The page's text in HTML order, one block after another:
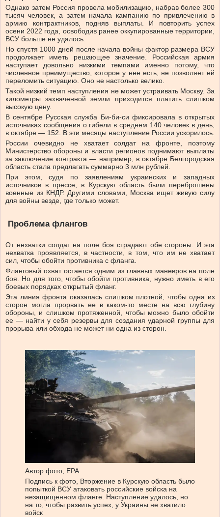
Однако затем Россия провела мобилизацию, набрав более 300
тысяч человек, а затем начала кампанию по привлечению в
армию контрактников, подняв выплаты. И повторить успех
осени 2022 года, освободив ранее оккупированные территории,
ВСУ больше не удалось.
Но спустя 1000 дней после начала войны фактор размера ВСУ
продолжает иметь решающее значение. Российская армия
наступает довольно низкими темпами именно потому, что
численное преимущество, которое у нее есть, не позволяет ей
переломить ситуацию. Оно не настолько велико.
Такой низкий темп наступления не может устраивать Москву. За
километры захваченной земли приходится платить слишком
высокую цену.
В сентябре Русская служба Би-би-си фиксировала в открытых
источниках сообщения о гибели в среднем 140 человек в день,
в октябре — 152. В эти месяцы наступление России ускорилось.
России очевидно не хватает солдат на фронте, поэтому
Министерство обороны и власти регионов поднимают выплаты
за заключение контракта — например, в октябре Белгородская
область стала предлагать суммарно 3 млн рублей.
При этом, судя по заявлениям украинских и западных
источников в прессе, в Курскую область были переброшены
военные из КНДР. Другими словами, Москва ищет живую силу
для войны везде, где только может.
Проблема флангов
От нехватки солдат на поле боя страдают обе стороны. И эта
нехватка проявляется, в частности, в том, что им не хватает
сил, чтобы обойти противника с фланга.
Фланговый охват остается одним из главных маневров на поле
боя. Но для того, чтобы обойти противника, нужно иметь в его
боевых порядках открытый фланг.
Эта линия фронта оказалась слишком плотной, чтобы одна из
сторон могла прорвать ее в каком-то месте на всю глубину
обороны, и слишком протяженной, чтобы можно было обойти
ее — найти у себя резервы для создания ударной группы для
прорыва или обхода не может ни одна из сторон.
Автор фото, EPA
Подпись к фото, Вторжение в Курскую область было
попыткой ВСУ атаковать российские войска на
незащищенном фланге. Наступление удалось, но
на то, чтобы развить успех, у Украины не хватило
войск